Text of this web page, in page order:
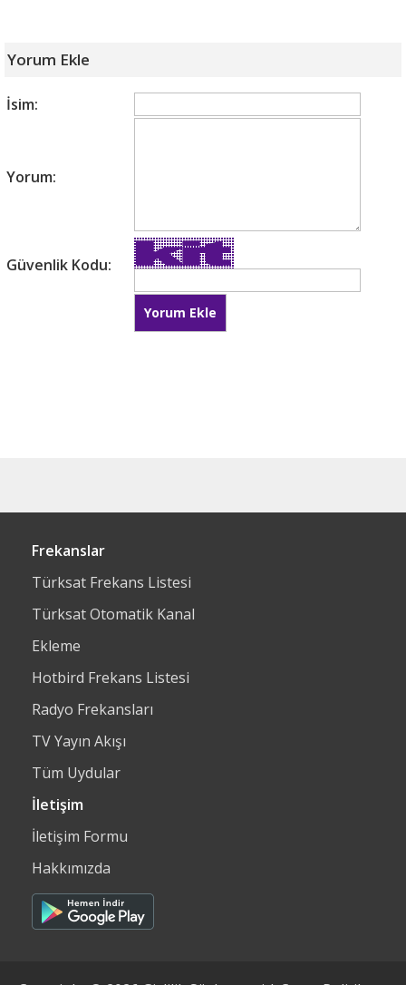
Yorum Ekle
İsim:
Yorum:
Güvenlik Kodu:
Frekanslar
Türksat Frekans Listesi
Türksat Otomatik Kanal
Ekleme
Hotbird Frekans Listesi
Radyo Frekansları
TV Yayın Akışı
Tüm Uydular
İletişim
İletişim Formu
Hakkımızda